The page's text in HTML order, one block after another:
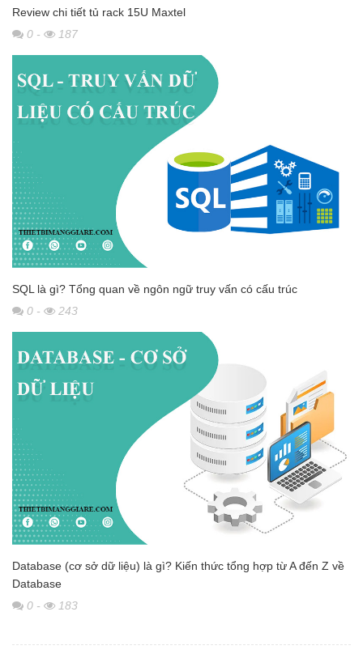
Review chi tiết tủ rack 15U Maxtel
0 - 187
SQL là gì? Tổng quan về ngôn ngữ truy vấn có cấu trúc
0 - 243
Database (cơ sở dữ liệu) là gì? Kiến thức tổng hợp từ A đến Z về
Database
0 - 183